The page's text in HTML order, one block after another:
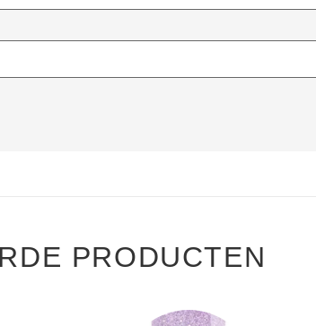
PRODUCTEN